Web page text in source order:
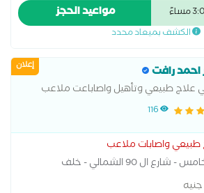
مواعيد الحجز
الكشف بميعاد محدد
إعلان احمد رافت
علاج طبيعي وتأهيل واصاباعت ملاعب
116
طبيعي واصابات ملاعب
التجمع الخامس - شارع ال 90 الشمالي - خلف
جنيه